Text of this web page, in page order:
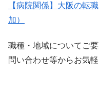
【病院関係】大阪の転
加）
職種・地域についてご
問い合わせ等からお気